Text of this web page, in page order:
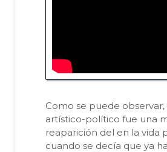
Como se puede
artístico-político fue una
reaparición del en la vida
cuando se decía que ya